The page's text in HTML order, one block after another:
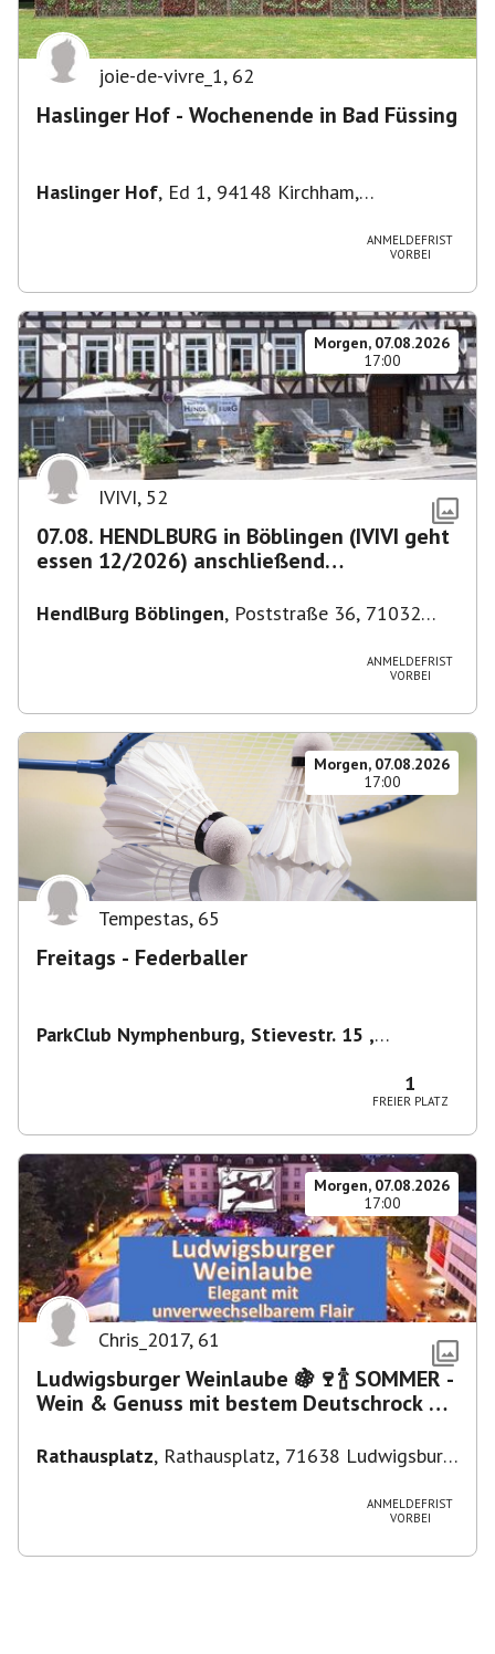
joie-de-vivre_1, 62
Haslinger Hof - Wochenende in Bad Füssing
Haslinger Hof, Ed 1, 94148 Kirchham,
ANMELDEFRIST
VORBEI
Morgen, 07.08.2026
17:00
IVIVI, 52
07.08. HENDLBURG in Böblingen (IVIVI geht
essen 12/2026) anschließend
HendlBurg Böblingen, Poststraße 36, 71032
ANMELDEFRIST
VORBEI
Morgen, 07.08.2026
17:00
Tempestas, 65
Freitags - Federballer
ParkClub Nymphenburg, Stievestr. 15 ,
1
FREIER PLATZ
Morgen, 07.08.2026
17:00
Chris_2017, 61
Ludwigsburger Weinlaube 🍇🍷🍾 SOMMER -
Wein & Genuss mit bestem Deutschrock 🎼
Rathausplatz, Rathausplatz, 71638 Ludwigsburg,
ANMELDEFRIST
VORBEI